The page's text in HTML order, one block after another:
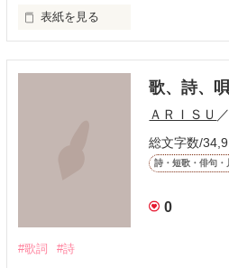
道は、浅く
もがいたふりをしていた
表紙を見る
絶えず支配し続けては
ただひとつ
歌、詩、唄
ＡＲＩＳＵ
総文字数/
詩・短歌・俳句・
0
#歌詞 #詩